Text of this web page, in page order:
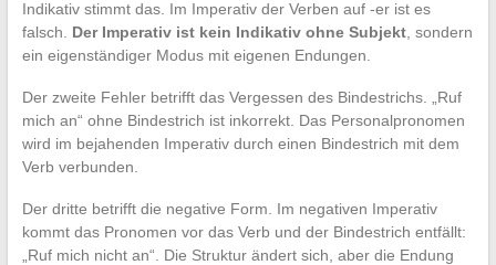
Indikativ stimmt das. Im Imperativ der Verben auf -er ist es
falsch. Der Imperativ ist kein Indikativ ohne Subjekt, sondern
ein eigenständiger Modus mit eigenen Endungen.
Der zweite Fehler betrifft das Vergessen des Bindestrichs. „Ruf
mich an“ ohne Bindestrich ist inkorrekt. Das Personalpronomen
wird im bejahenden Imperativ durch einen Bindestrich mit dem
Verb verbunden.
Der dritte betrifft die negative Form. Im negativen Imperativ
kommt das Pronomen vor das Verb und der Bindestrich entfällt:
„Ruf mich nicht an“. Die Struktur ändert sich, aber die Endung